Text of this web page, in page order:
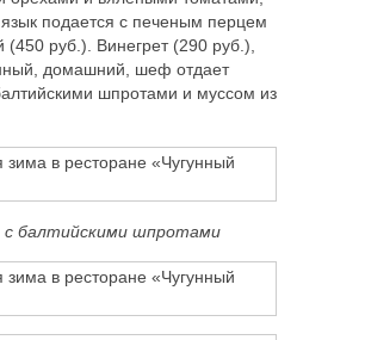
подается с печеным перцем
(450 руб.). Винегрет (290 руб.),
домашний, шеф отдает
шпротами и муссом из
с балтийскими шпротами